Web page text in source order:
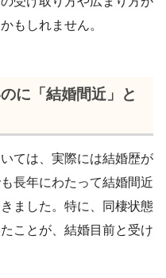
もしれません。
に「結婚間近」と
ては、実際には結婚歴が
長年にわたって結婚間近
ました。特に、同棲状態
ことが、結婚目前と受け